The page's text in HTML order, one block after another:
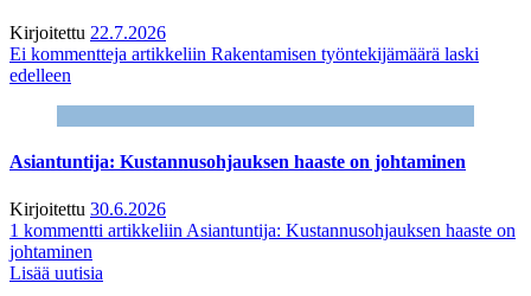
Kirjoitettu 22.7.2026
Ei kommentteja artikkeliin Rakentamisen työntekijämäärä laski
edelleen
Asiantuntija: Kustannusohjauksen haaste on johtaminen
Kirjoitettu 30.6.2026
1 kommentti artikkeliin Asiantuntija: Kustannusohjauksen haaste on
johtaminen
Lisää uutisia